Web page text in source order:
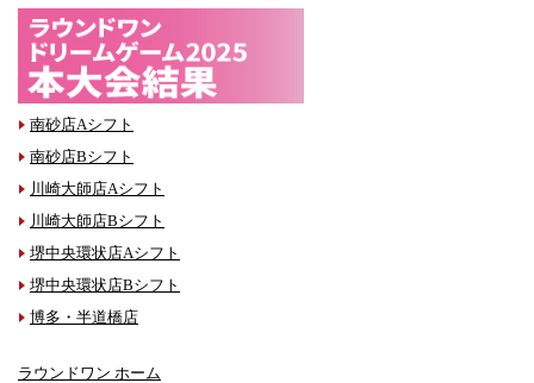
南砂店Aシフト
南砂店Bシフト
川崎大師店Aシフト
川崎大師店Bシフト
堺中央環状店Aシフト
堺中央環状店Bシフト
博多・半道橋店
ラウンドワン ホーム